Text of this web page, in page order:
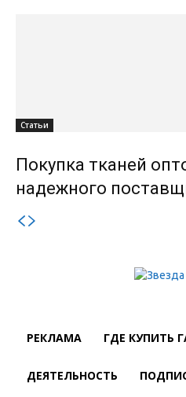
Статьи
Покупка тканей
надежного
РЕКЛАМА ГДЕ КУПИТЬ
ДЕЯТЕЛЬНОСТЬ